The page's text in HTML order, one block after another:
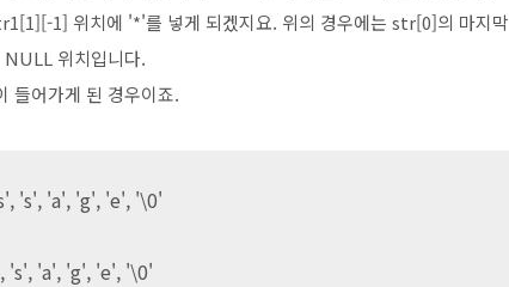
1] 위치에 '*'를 넣게 되겠지요. 위의 경우에는 str[0]의 마지막
위치입니다.
들어가게 된 경우이죠.
's', 'a', 'g', 'e', '\0'
's', 'a', 'g', 'e', '\0'